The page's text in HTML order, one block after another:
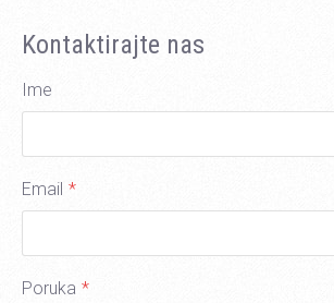
Kontaktirajte nas
Ime
Email *
Poruka *